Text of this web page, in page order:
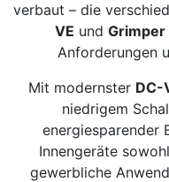
verbaut – die
VE und Grimper
Anforderungen
Mit modernster DC-
niedrigem
energiesparender
Innengeräte
gewerbliche